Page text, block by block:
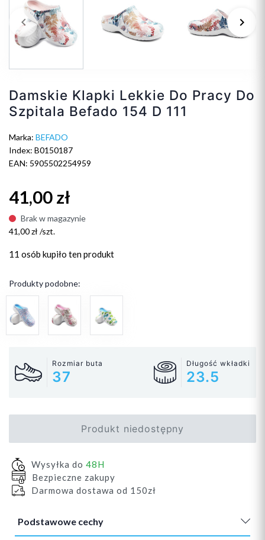
Poprzedni
keyboard_arrow_left keyboard_arrow_right
Damskie Klapki Lekkie Do Pracy Do
Szpitala Befado 154 D 111
Marka: BEFADO
Index: B0150187
EAN: 5905502254959
41,00 zł
Brak w magazynie
41,00 zł /szt.
11 osób kupiło ten produkt
Produkty podobne:
Rozmiar buta
37
Długość wkładki
23.5
Produkt niedostępny
Wysyłka do 48H
Bezpieczne zakupy
Darmowa dostawa od 150zł
Podstawowe cechy